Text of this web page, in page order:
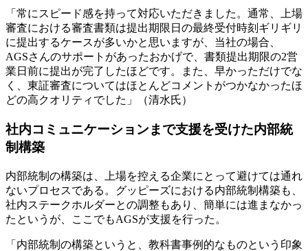
「常にスピード感を持って対応いただきました。通常、上場
審査における審査書類は提出期限日の最終受付時刻ギリギリ
に提出するケースが多いかと思いますが、当社の場合、
AGSさんのサポートがあったおかげで、書類提出期限の2営
業日前に提出が完了したほどです。また、早かっただけでな
く、東証審査についてはほとんどコメントがつかなかったほ
どの高クオリティでした」（清水氏）
社内コミュニケーションまで支援を受けた内部統
制構築
内部統制の構築は、上場を控える企業にとって避けては通れ
ないプロセスである。グッピーズにおける内部統制構築も、
社内ステークホルダーとの調整もあり、簡単には進まなかっ
たというが、ここでもAGSが支援を行った。
「内部統制の構築というと、教科書事例的なものという印象